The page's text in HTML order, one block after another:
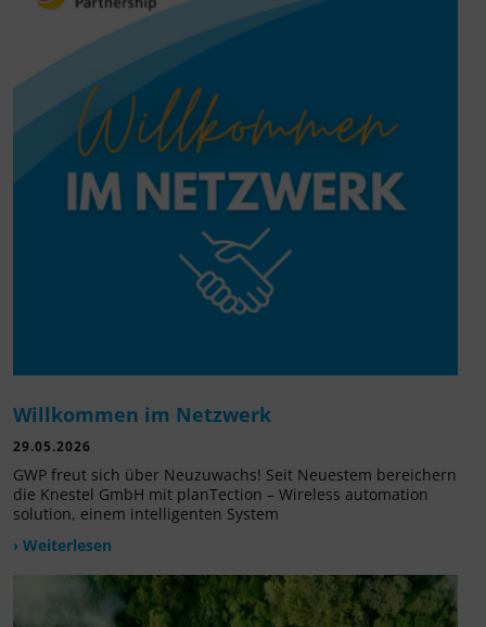
Willkommen im Netzwerk
29.05.2026
GWP freut sich über Neuzuwachs! Seit Neuestem bereichern
die Knestel GmbH mit planTection – Wireless automation
solution, einem intelligenten System
› Weiterlesen